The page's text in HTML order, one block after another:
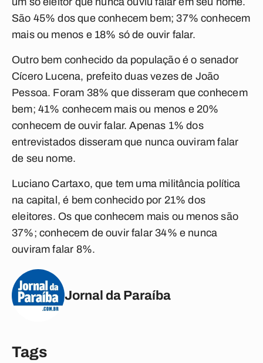
São 45% dos que conhecem bem; 37% conhecem
mais ou menos e 18% só de ouvir falar.
Outro bem conhecido da população é o senador
Cícero Lucena, prefeito duas vezes de João
Pessoa. Foram 38% que disseram que conhecem
bem; 41% conhecem mais ou menos e 20%
conhecem de ouvir falar. Apenas 1% dos
entrevistados disseram que nunca ouviram falar
de seu nome.
Luciano Cartaxo, que tem uma militância política
na capital, é bem conhecido por 21% dos
eleitores. Os que conhecem mais ou menos são
37%; conhecem de ouvir falar 34% e nunca
ouviram falar 8%.
Jornal da Paraíba
Tags